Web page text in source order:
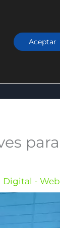
para
Digital - Web
Aceptar